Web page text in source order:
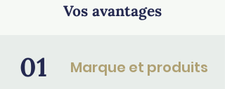
Vos avantages
01 Marque et produits